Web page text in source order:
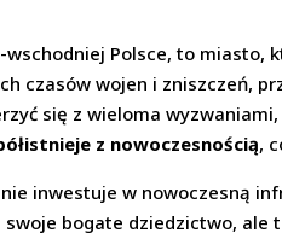
wschodniej Polsce, to
czasów wojen i zniszczeń,
się z wieloma
z nowoczesnością,
inwestuje w nowoczesną
bogate dziedzictwo, ale